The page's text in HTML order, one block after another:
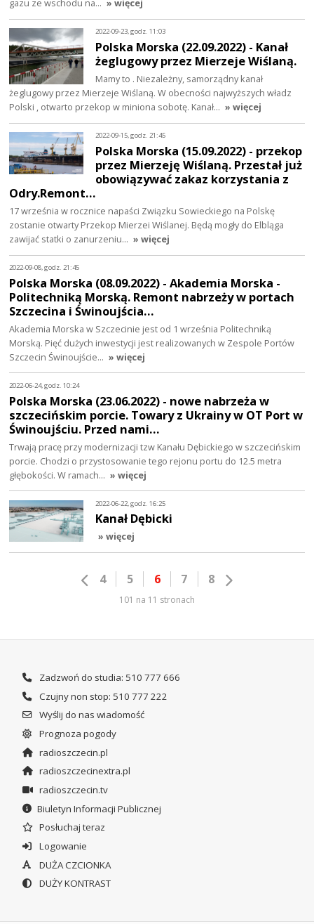
gazu ze wschodu na… » więcej
2022-09-23, godz. 11:03
Polska Morska (22.09.2022) - Kanał
żeglugowy przez Mierzeje Wiślaną.
Mamy to . Niezależny, samorządny kanał
żeglugowy przez Mierzeje Wiślaną. W obecności najwyższych władz
Polski , otwarto przekop w miniona sobotę. Kanał… » więcej
2022-09-15, godz. 21:45
Polska Morska (15.09.2022) - przekop
przez Mierzeję Wiślaną. Przestał już
obowiązywać zakaz korzystania z
Odry.Remont…
17 września w rocznice napaści Związku Sowieckiego na Polskę
zostanie otwarty Przekop Mierzei Wiślanej. Będą mogły do Elbląga
zawijać statki o zanurzeniu… » więcej
2022-09-08, godz. 21:45
Polska Morska (08.09.2022) - Akademia Morska -
Politechniką Morską. Remont nabrzeży w portach
Szczecina i Świnoujścia…
Akademia Morska w Szczecinie jest od 1 września Politechniką
Morską. Pięć dużych inwestycji jest realizowanych w Zespole Portów
Szczecin Świnoujście… » więcej
2022-06-24, godz. 10:24
Polska Morska (23.06.2022) - nowe nabrzeża w
szczecińskim porcie. Towary z Ukrainy w OT Port w
Świnoujściu. Przed nami…
Trwają pracę przy modernizacji tzw Kanału Dębickiego w szczecińskim
porcie. Chodzi o przystosowanie tego rejonu portu do 12.5 metra
głębokości. W ramach… » więcej
2022-06-22, godz. 16:25
Kanał Dębicki
» więcej
4 5 6 7 8
101 na 11 stronach
Zadzwoń do studia: 510 777 666
Czujny non stop: 510 777 222
Wyślij do nas wiadomość
Prognoza pogody
radioszczecin.pl
radioszczecinextra.pl
radioszczecin.tv
Biuletyn Informacji Publicznej
Posłuchaj teraz
Logowanie
DUŻA CZCIONKA
DUŻY KONTRAST